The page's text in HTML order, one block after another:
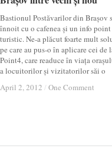
Bastionul Postăvarilor din Brașov
înnoit cu o cafenea și un info point
turistic. Ne-a plăcut foarte mult
pe care au pus-o în aplicare cei de
Point4, care readuce în viața
a locuitorilor și vizitatorilor săi o
April 2, 2012 / One Comment
April 2, 2012 / One Comment